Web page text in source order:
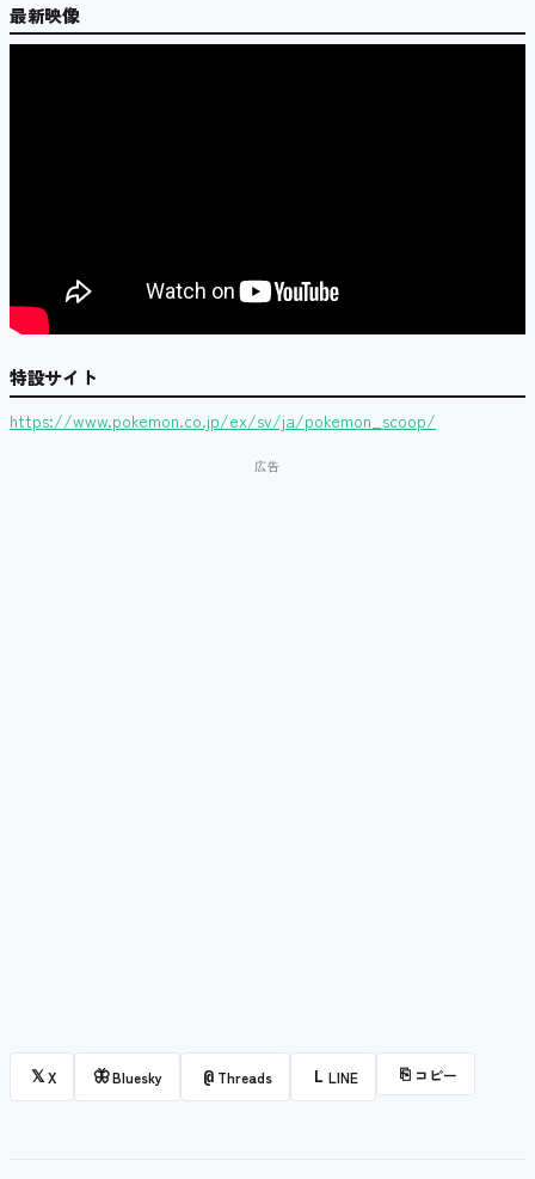
最新映像
特設サイト
https://www.pokemon.co.jp/ex/sv/ja/pokemon_scoop/
𝕏X 🦋Bluesky @ Threads L LINE ⎘ コピー